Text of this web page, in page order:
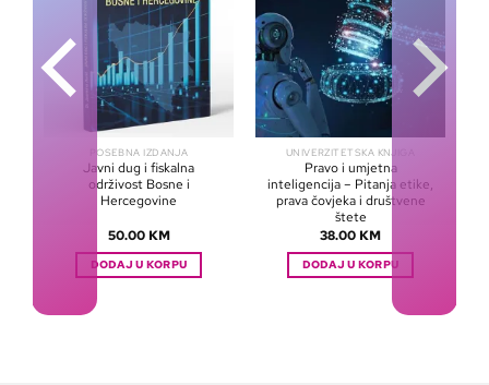
POSEBNA IZDANJA
Javni dug i fiskalna
održivost Bosne i
Hercegovine
50.00 KM
DODAJ U KORPU
UNIVERZITETSKA KNJIGA
Pravo i umjetna
inteligencija – Pitanja etike,
prava čovjeka i društvene
štete
38.00 KM
DODAJ U KORPU